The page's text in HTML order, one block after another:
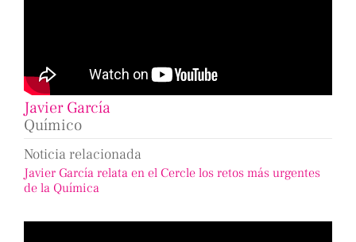
Javier García
Químico
Noticia relacionada
Javier García relata en el Cercle los retos más urgentes
de la Química